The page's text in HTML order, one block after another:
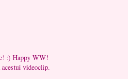
:) Happy WW!
videoclip.